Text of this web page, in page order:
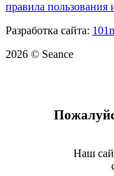
правила
Разработка сайта:
2026 © Seance
Наш